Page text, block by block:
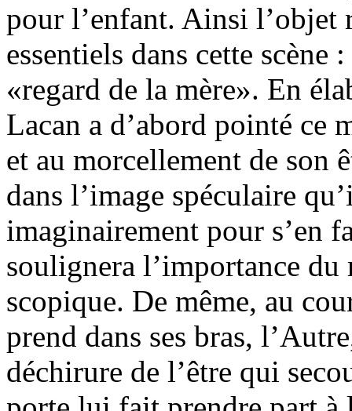
pour l’enfant. Ainsi l’objet
essentiels dans cette scène
«regard de la mère». En
Lacan a d’abord pointé ce
et au morcellement de son
dans l’image spéculaire
imaginairement pour s’en
soulignera l’importance
scopique. De même, au
prend dans ses bras,
déchirure de l’être qui